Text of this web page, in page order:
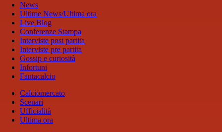
News
Ultime News/Ultima ora
Live Blog
Conferenze Stampa
Interviste post partita
Interviste pre partita
Gossip e curiosità
Infortuni
Fantacalcio
Calciomercato
Scenari
Ufficialità
Ultima ora